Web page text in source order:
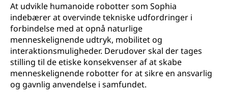
At udvikle humanoide robotter som Sophia
indebærer at overvinde tekniske udfordringer i
forbindelse med at opnå naturlige
menneskelignende udtryk, mobilitet og
interaktionsmuligheder. Derudover skal der tages
stilling til de etiske konsekvenser af at skabe
menneskelignende robotter for at sikre en ansvarlig
og gavnlig anvendelse i samfundet.